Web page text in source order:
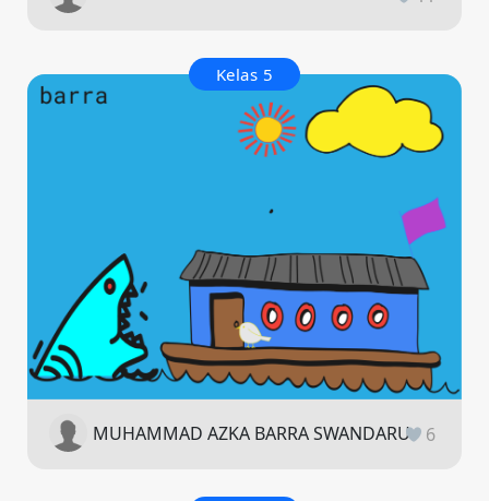
Kelas 5
MUHAMMAD AZKA BARRA SWANDARU 6